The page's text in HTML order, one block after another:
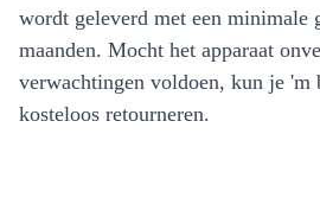
wordt geleverd met een minimale
maanden. Mocht het apparaat
verwachtingen voldoen, kun je 'm
kosteloos retourneren.